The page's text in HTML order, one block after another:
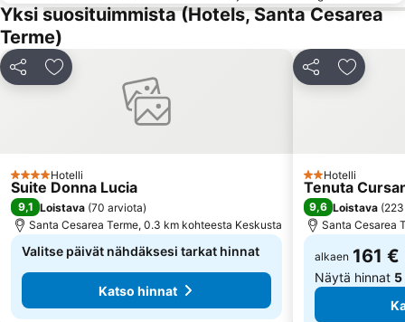
Yksi suosituimmista (Hotels, Santa Cesarea
Terme)
Jaa Lisää suosikkeihin
4 Tähtiluokitus
Hotelli
Suite Donna Lucia
9,1 Loistava (70 arviota)
Santa Cesarea Terme, 0.3 km kohteesta Keskusta
Valitse päivät nähdäksesi tarkat hinnat
Katso hinnat
Jaa Lisää
2 Tähtiluokitus
Hotelli
Tenuta
9,6 Loistava (
Santa Cesarea
alkaen 161 €
Näytä hinnat